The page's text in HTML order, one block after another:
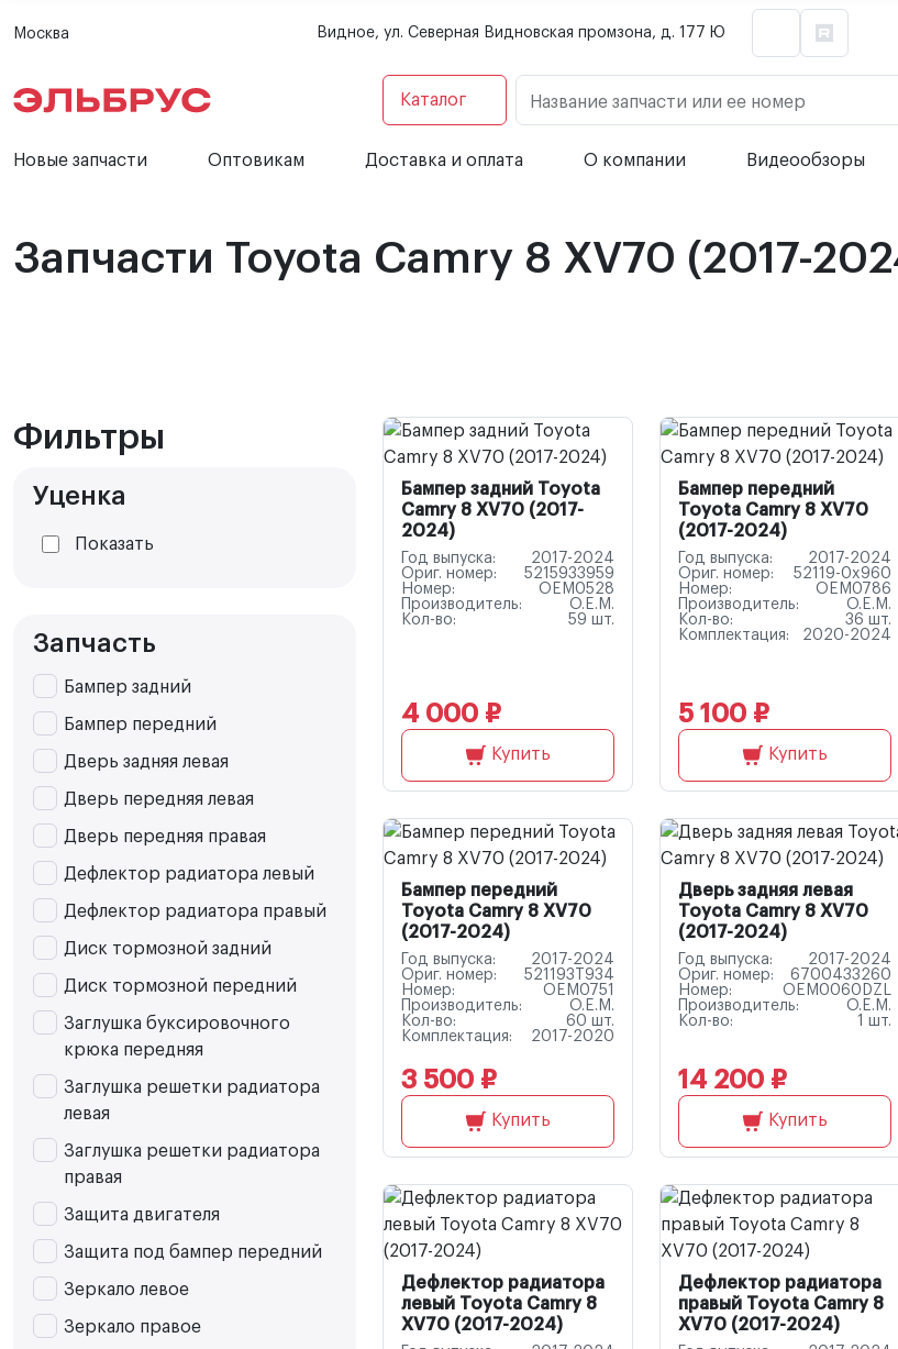
Москва Видное, ул. Северная Видновская промзона, д. 177 Ю
Каталог Название запчасти или ее номер
Новые запчасти Оптовикам Доставка и оплата О компании Видеообзоры
Запчасти Toyota Camry 8 XV70 (2017-
Фильтры
Уценка
Показать
Запчасть
Бампер задний
Бампер передний
Дверь задняя левая
Дверь передняя левая
Дверь передняя правая
Дефлектор радиатора левый
Дефлектор радиатора правый
Диск тормозной задний
Диск тормозной передний
Заглушка буксировочного
крюка передняя
Заглушка решетки радиатора
левая
Заглушка решетки радиатора
правая
Защита двигателя
Защита под бампер передний
Зеркало левое
Зеркало правое
Бампер задний Toyota
Camry 8 XV70 (2017-
2024)
Год выпуска:
2017-2024
Ориг. номер:
5215933959
Номер:
OEM0528
Производитель:
O.E.M.
Кол-во:
59 шт.
4 000 ₽
Купить
Бампер передний
Toyota Camry 8 XV70
(2017-2024)
Год выпуска:
2017-2024
Ориг. номер:
52119-0x960
Номер:
OEM0786
Производитель:
O.E.M.
Кол-во:
36 шт.
Комплектация:
2020-2024
5 100 ₽
Купить
Бампер передний
Toyota Camry 8 XV70
(2017-2024)
Год выпуска:
2017-2024
Ориг. номер:
521193T934
Номер:
OEM0751
Производитель:
O.E.M.
Кол-во:
60 шт.
Комплектация:
2017-2020
3 500 ₽
Купить
Дверь задняя левая
Toyota Camry 8 XV70
(2017-2024)
Год выпуска:
2017-2024
Ориг. номер:
6700433260
Номер:
OEM0060DZL
Производитель:
O.E.M.
Кол-во:
1 шт.
14 200 ₽
Купить
Дефлектор радиатора
левый Toyota Camry 8
XV70 (2017-2024)
Дефлектор радиатора
правый Toyota Camry 8
XV70 (2017-2024)